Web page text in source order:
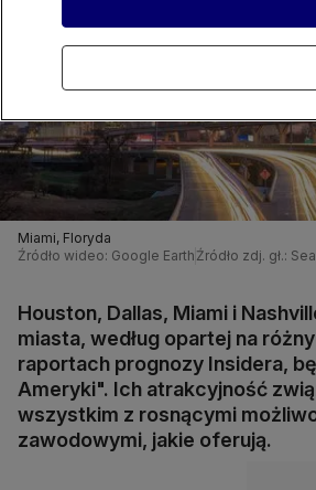
Miami, Floryda
Źródło wideo: Google Earth Źródło zdj. gł.:
Houston, Dallas, Miami i
miasta, według opartej na
raportach prognozy Insidera,
Ameryki". Ich atrakcyjność
wszystkim z rosnącymi
zawodowymi, jakie oferują.